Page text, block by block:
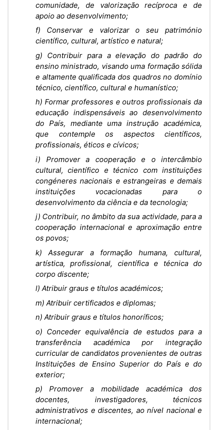
comunidade, de valorização recíproca e de
apoio ao desenvolvimento;
f) Conservar e valorizar o seu património
científico, cultural, artístico e natural;
g) Contribuir para a elevação do padrão do
ensino ministrado, visando uma formação sólida
e altamente qualificada dos quadros no domínio
técnico, científico, cultural e humanístico;
h) Formar professores e outros profissionais da
educação indispensáveis ao desenvolvimento
do País, mediante uma instrução académica,
que contemple os aspectos científicos,
profissionais, éticos e cívicos;
i) Promover a cooperação e o intercâmbio
cultural, científico e técnico com instituições
congéneres nacionais e estrangeiras e demais
instituições vocacionadas para o
desenvolvimento da ciência e da tecnologia;
j) Contribuir, no âmbito da sua actividade, para a
cooperação internacional e aproximação entre
os povos;
k) Assegurar a formação humana, cultural,
artística, profissional, científica e técnica do
corpo discente;
l) Atribuir graus e títulos académicos;
m) Atribuir certificados e diplomas;
n) Atribuir graus e títulos honoríficos;
o) Conceder equivalência de estudos para a
transferência académica por integração
curricular de candidatos provenientes de outras
Instituições de Ensino Superior do País e do
exterior;
p) Promover a mobilidade académica dos
docentes, investigadores, técnicos
administrativos e discentes, ao nível nacional e
internacional;